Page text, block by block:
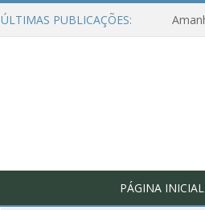
ÚLTIMAS PUBLICAÇÕES:
PÁGINA INICIAL